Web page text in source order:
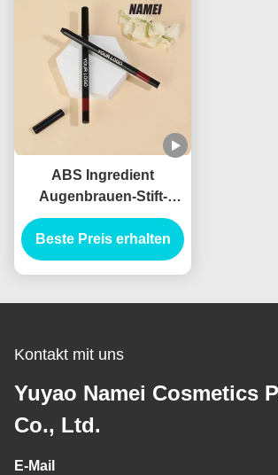
ABS Ingredient
Augenbrauen-Stift-
Bürste-Applikator für
professionelle
Ergebnisse
Beste Preis erhalten
Kontakt mit uns
Yuyao Namei Cosmetics
Co., Ltd.
E-Mail